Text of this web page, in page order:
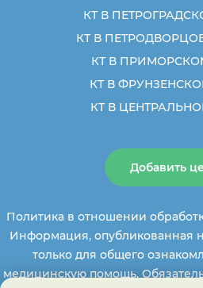
КТ В
КТ В
КТ В
КТ В
КТ В
Добавить
Политика в отношении
Информация, опубликованная
только для общего
медицинскую помощь.